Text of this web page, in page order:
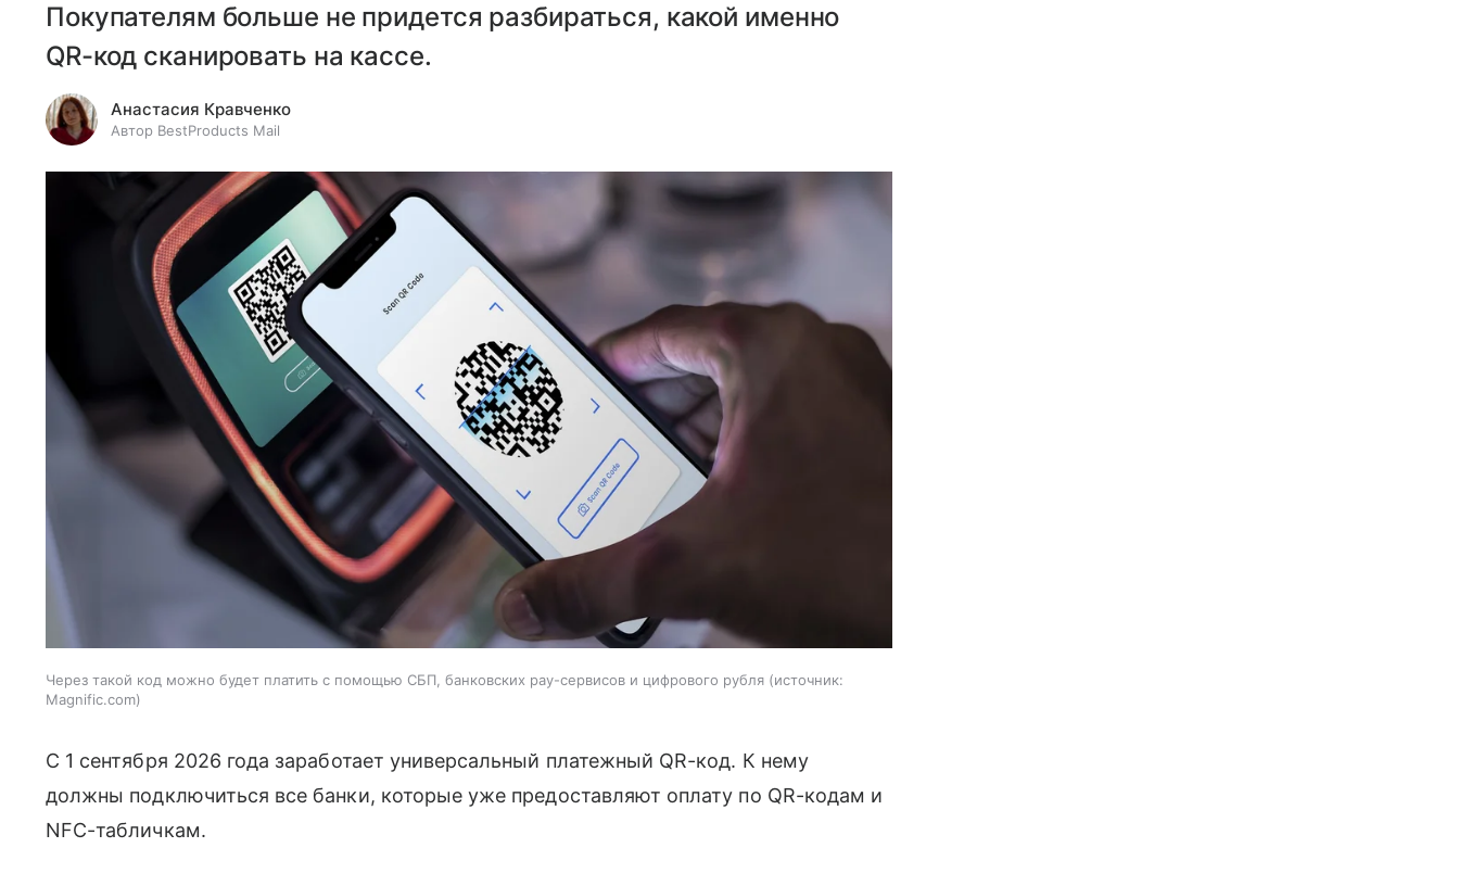
Покупателям больше не придется разбираться, какой именно
QR-код сканировать на кассе.
Анастасия Кравченко
Автор BestProducts Mail
Через такой код можно будет платить с помощью СБП, банковских pay-сервисов и цифрового рубля
источник:
Magnific.com
С 1 сентября 2026 года заработает универсальный платежный QR-код. К нему
должны подключиться все банки, которые уже предоставляют оплату по QR-кодам и
NFC-табличкам.